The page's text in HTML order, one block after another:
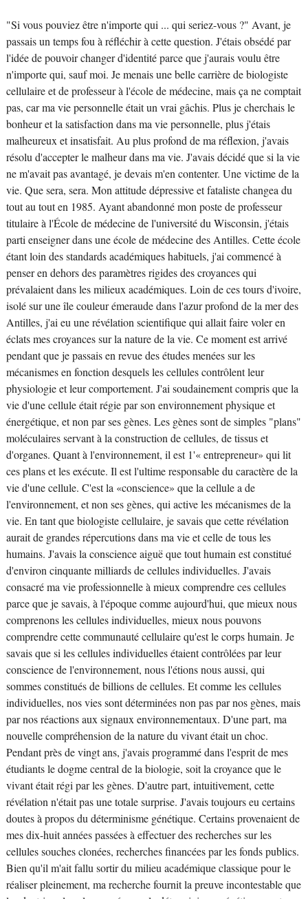
"Si vous pouviez être n'importe qui ... qui seriez-vous ?" Avant, je
passais un temps fou à réfléchir à cette question. J'étais obsédé par
l'idée de pouvoir changer d'identité parce que j'aurais voulu être
n'importe qui, sauf moi. Je menais une belle carrière de biologiste
cellulaire et de professeur à l'école de médecine, mais ça ne comptait
pas, car ma vie personnelle était un vrai gâchis. Plus je cherchais le
bonheur et la satisfaction dans ma vie personnelle, plus j'étais
malheureux et insatisfait. Au plus profond de ma réflexion, j'avais
résolu d'accepter le malheur dans ma vie. J'avais décidé que si la vie
ne m'avait pas avantagé, je devais m'en contenter. Une victime de la
vie. Que sera, sera. Mon attitude dépressive et fataliste changea du
tout au tout en 1985. Ayant abandonné mon poste de professeur
titulaire à l'École de médecine de l'université du Wisconsin, j'étais
parti enseigner dans une école de médecine des Antilles. Cette école
étant loin des standards académiques habituels, j'ai commencé à
penser en dehors des paramètres rigides des croyances qui
prévalaient dans les milieux académiques. Loin de ces tours d'ivoire,
isolé sur une île couleur émeraude dans l'azur profond de la mer des
Antilles, j'ai eu une révélation scientifique qui allait faire voler en
éclats mes croyances sur la nature de la vie. Ce moment est arrivé
pendant que je passais en revue des études menées sur les
mécanismes en fonction desquels les cellules contrôlent leur
physiologie et leur comportement. J'ai soudainement compris que la
vie d'une cellule était régie par son environnement physique et
énergétique, et non par ses gènes. Les gènes sont de simples "plans"
moléculaires servant à la construction de cellules, de tissus et
d'organes. Quant à l'environnement, il est 1'« entrepreneur» qui lit
ces plans et les exécute. Il est l'ultime responsable du caractère de la
vie d'une cellule. C'est la «conscience» que la cellule a de
l'environnement, et non ses gènes, qui active les mécanismes de la
vie. En tant que biologiste cellulaire, je savais que cette révélation
aurait de grandes répercutions dans ma vie et celle de tous les
humains. J'avais la conscience aiguë que tout humain est constitué
d'environ cinquante milliards de cellules individuelles. J'avais
consacré ma vie professionnelle à mieux comprendre ces cellules
parce que je savais, à l'époque comme aujourd'hui, que mieux nous
comprenons les cellules individuelles, mieux nous pouvons
comprendre cette communauté cellulaire qu'est le corps humain. Je
savais que si les cellules individuelles étaient contrôlées par leur
conscience de l'environnement, nous l'étions nous aussi, qui
sommes constitués de billions de cellules. Et comme les cellules
individuelles, nos vies sont déterminées non pas par nos gènes, mais
par nos réactions aux signaux environnementaux. D'une part, ma
nouvelle compréhension de la nature du vivant était un choc.
Pendant près de vingt ans, j'avais programmé dans l'esprit de mes
étudiants le dogme central de la biologie, soit la croyance que le
vivant était régi par les gènes. D'autre part, intuitivement, cette
révélation n'était pas une totale surprise. J'avais toujours eu certains
doutes à propos du déterminisme génétique. Certains provenaient de
mes dix-huit années passées à effectuer des recherches sur les
cellules souches clonées, recherches financées par les fonds publics.
Bien qu'il m'ait fallu sortir du milieu académique classique pour le
réaliser pleinement, ma recherche fournit la preuve incontestable que